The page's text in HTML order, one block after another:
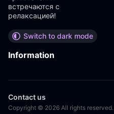
встречаются с
релаксацией!
Switch to dark mode
Information
Contact us
Copyright © 2026 All rights reserved.